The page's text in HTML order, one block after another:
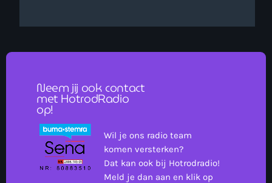
Neem jij ook contact
met HotrodRadio
op!
Wil je ons radio team
komen versterken?
Dat kan ook bij Hotrodradio!
Meld je dan aan en klik op